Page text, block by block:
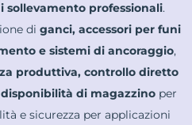
sollevamento professionali.
di ganci, accessori per funi
e sistemi di ancoraggio,
produttiva, controllo diretto
di magazzinoper
e sicurezza per applicazioni